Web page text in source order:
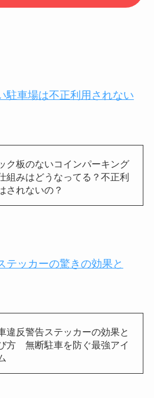
駐車場は不正利用されない
ク板のないコインパーキング
組みはどうなってる？不正利
されないの？
テッカーの驚きの効果と
違反警告ステッカーの効果と
方 無断駐車を防ぐ最強アイ